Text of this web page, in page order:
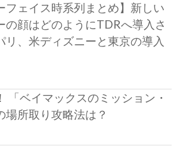
フェイス時系列まとめ】新しい
の顔はどのようにTDRへ導入さ
リ、米ディズニーと東京の導入
「ベイマックスのミッション・
場所取り攻略法は？